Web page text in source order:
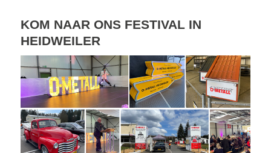
KOM NAAR ONS FESTIVAL IN
HEIDWEILER